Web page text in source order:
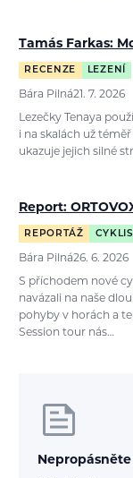
Tamás Farkas:
RECENZE LEZENÍ
Bára Pilná21. 7. 2026
Lezečky Tenaya
i na skalách už
ukazuje jejich silné
Report:
REPORTÁŽ
Bára Pilná26. 6. 2026
S příchodem nové
navázali na naše
pohyby v horách a
Session tour nás…